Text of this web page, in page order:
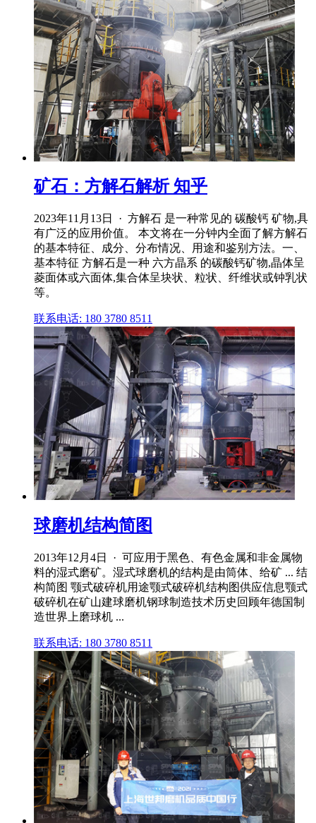
矿石：方解石解析 知乎
2023年11月13日 · 方解石 是一种常见的 碳酸钙 矿物,具
有广泛的应用价值。 本文将在一分钟内全面了解方解石
的基本特征、成分、分布情况、用途和鉴别方法。一、
基本特征 方解石是一种 六方晶系 的碳酸钙矿物,晶体呈
菱面体或六面体,集合体呈块状、粒状、纤维状或钟乳状
等。
联系电话: 180 3780 8511
球磨机结构简图
2013年12月4日 · 可应用于黑色、有色金属和非金属物
料的湿式磨矿。湿式球磨机的结构是由筒体、给矿 ... 结
构简图 颚式破碎机用途颚式破碎机结构图供应信息颚式
破碎机在矿山建球磨机钢球制造技术历史回顾年德国制
造世界上磨球机 ...
联系电话: 180 3780 8511